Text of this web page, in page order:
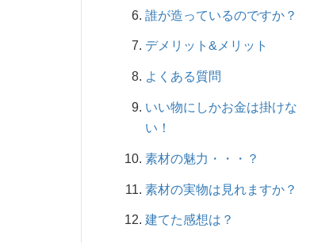
誰が造っているのですか？
デメリット&メリット
よくある質問
いい物にしかお金は掛けな
い！
素材の魅力・・・？
素材の実物は見れますか？
建てた感想は？